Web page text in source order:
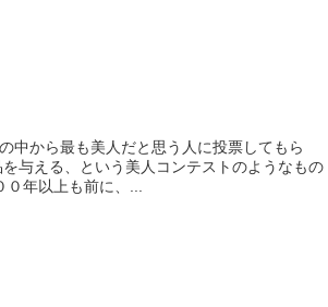
中から最も美人だと思う人に投票してもら
与える、という美人コンテストのようなもの
年以上も前に、...